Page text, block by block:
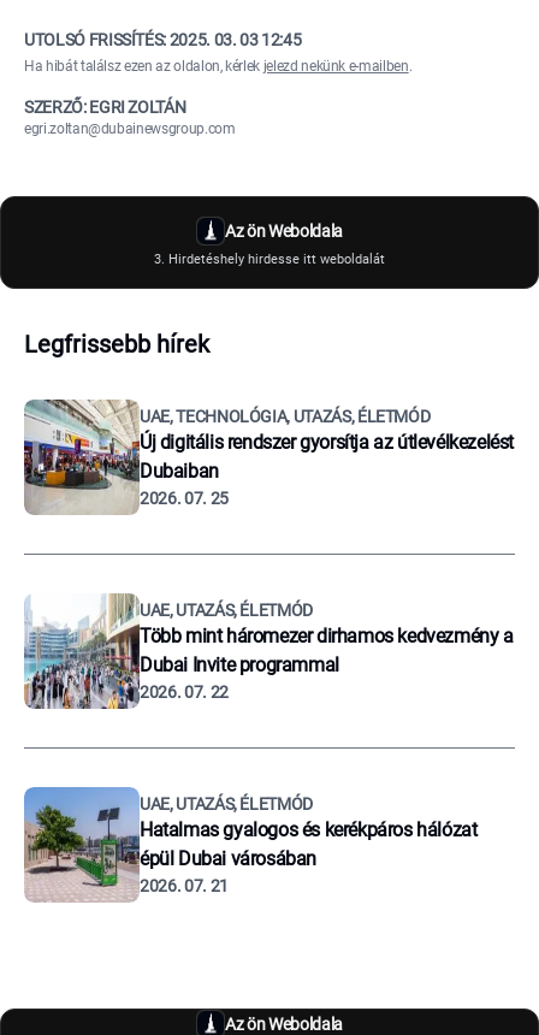
UTOLSÓ FRISSÍTÉS:2025. 03. 03 12:45
Ha hibát találsz ezen az oldalon, kérlek jelezd nekünk e-mailben.
SZERZŐ: EGRI ZOLTÁN
egri.zoltan@dubainewsgroup.com
Az ön Weboldala
3. Hirdetéshely hirdesse itt weboldalát
Legfrissebb hírek
UAE, TECHNOLÓGIA, UTAZÁS, ÉLETMÓD
Új digitális rendszer gyorsítja az útlevélkezelést
Dubaiban
2026. 07. 25
UAE, UTAZÁS, ÉLETMÓD
Több mint háromezer dirhamos kedvezmény a
Dubai Invite programmal
2026. 07. 22
UAE, UTAZÁS, ÉLETMÓD
Hatalmas gyalogos és kerékpáros hálózat
épül Dubai városában
2026. 07. 21
Az ön Weboldala